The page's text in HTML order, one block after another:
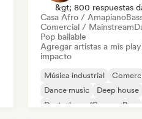
&gt; 800 respuestas
Casa Afro / Amapiano
Comercial / Mainstream
Pop bailable
Agregar artistas a mis
impacto
Música industrial
Dance music
Deep house
Deutschpop/German Pop